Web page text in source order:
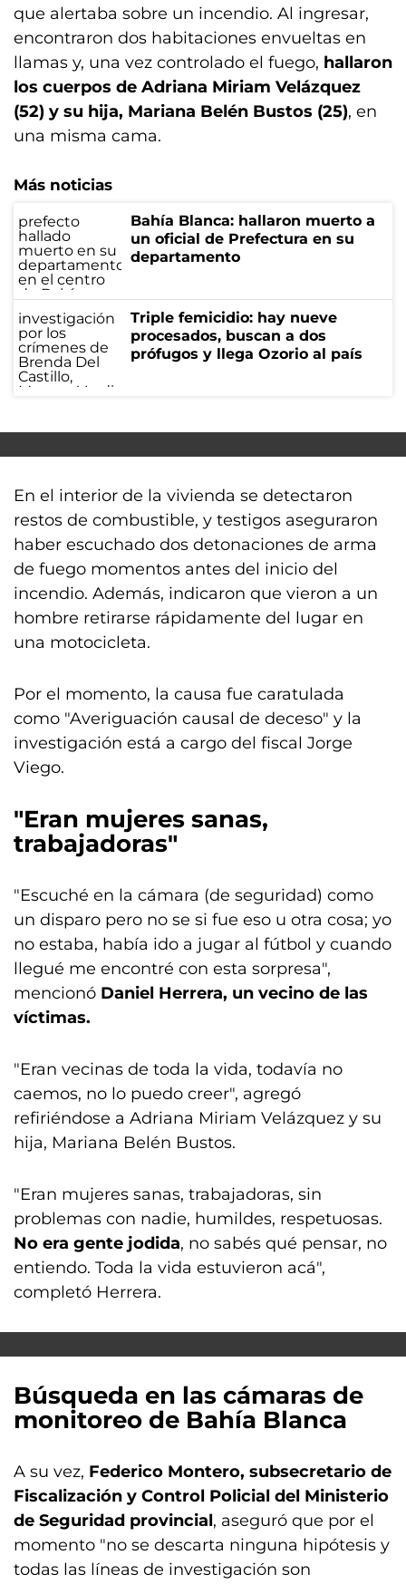
que alertaba sobre un incendio. Al ingresar,
encontraron dos habitaciones envueltas en
llamas y, una vez controlado el fuego, hallaron
los cuerpos de Adriana Miriam Velázquez
(52) y su hija, Mariana Belén Bustos (25), en
una misma cama.
Más noticias
Bahía Blanca: hallaron muerto a
un oficial de Prefectura en su
departamento
Triple femicidio: hay nueve
procesados, buscan a dos
prófugos y llega Ozorio al país
En el interior de la vivienda se detectaron
restos de combustible, y testigos aseguraron
haber escuchado dos detonaciones de arma
de fuego momentos antes del inicio del
incendio. Además, indicaron que vieron a un
hombre retirarse rápidamente del lugar en
una motocicleta.
Por el momento, la causa fue caratulada
como "Averiguación causal de deceso" y la
investigación está a cargo del fiscal Jorge
Viego.
"Eran mujeres sanas,
trabajadoras"
"Escuché en la cámara (de seguridad) como
un disparo pero no se si fue eso u otra cosa; yo
no estaba, había ido a jugar al fútbol y cuando
llegué me encontré con esta sorpresa",
mencionó Daniel Herrera, un vecino de las
víctimas.
"Eran vecinas de toda la vida, todavía no
caemos, no lo puedo creer", agregó
refiriéndose a Adriana Miriam Velázquez y su
hija, Mariana Belén Bustos.
"Eran mujeres sanas, trabajadoras, sin
problemas con nadie, humildes, respetuosas.
No era gente jodida, no sabés qué pensar, no
entiendo. Toda la vida estuvieron acá",
completó Herrera.
Búsqueda en las cámaras de
monitoreo de Bahía Blanca
A su vez, Federico Montero, subsecretario de
Fiscalización y Control Policial del Ministerio
de Seguridad provincial, aseguró que por el
momento "no se descarta ninguna hipótesis y
todas las líneas de investigación son